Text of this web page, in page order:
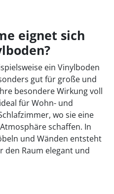
eignet sich
ein Vinylboden
gut für große und
besondere Wirkung voll
für Wohn- und
wo sie eine
schaffen. In
und Wänden entsteht
den Raum elegant und